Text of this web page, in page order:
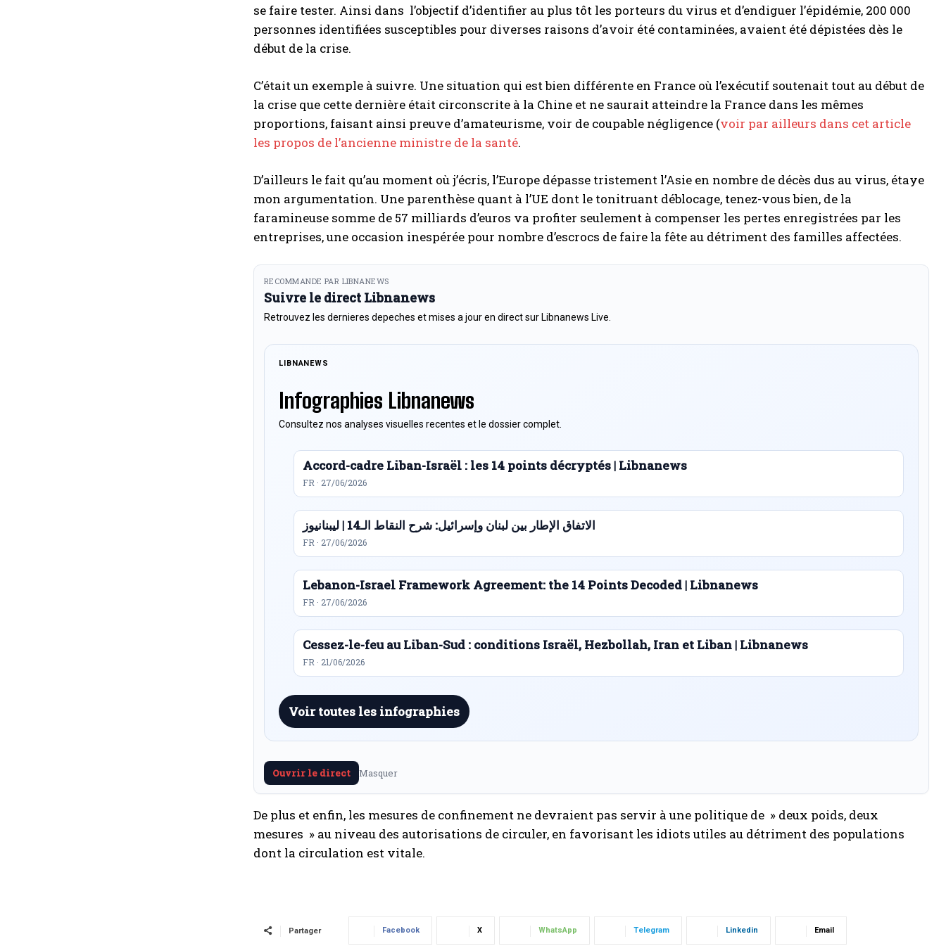
se faire tester. Ainsi dans l’objectif d’identifier au plus tôt les porteurs du virus et d’endiguer l’épidémie, 200 000
personnes identifiées susceptibles pour diverses raisons d’avoir été contaminées, avaient été dépistées dès le
début de la crise.
C’était un exemple à suivre. Une situation qui est bien différente en France où l’exécutif soutenait tout au début de
la crise que cette dernière était circonscrite à la Chine et ne saurait atteindre la France dans les mêmes
proportions, faisant ainsi preuve d’amateurisme, voir de coupable négligence (voir par ailleurs dans cet article
les propos de l’ancienne ministre de la santé.
D’ailleurs le fait qu’au moment où j’écris, l’Europe dépasse tristement l’Asie en nombre de décès dus au virus, étaye
mon argumentation. Une parenthèse quant à l’UE dont le tonitruant déblocage, tenez-vous bien, de la
faramineuse somme de 57 milliards d’euros va profiter seulement à compenser les pertes enregistrées par les
entreprises, une occasion inespérée pour nombre d’escrocs de faire la fête au détriment des familles affectées.
RECOMMANDE PAR LIBNANEWS
Suivre le direct Libnanews
Retrouvez les dernieres depeches et mises a jour en direct sur Libnanews Live.
LIBNANEWS
Infographies Libnanews
Consultez nos analyses visuelles recentes et le dossier complet.
Accord-cadre Liban-Israël : les 14 points décryptés | Libnanews
FR · 27/06/2026
الاتفاق الإطار بين لبنان وإسرائيل: شرح النقاط الـ14 | ليبنانيوز
FR · 27/06/2026
Lebanon-Israel Framework Agreement: the 14 Points Decoded | Libnanews
FR · 27/06/2026
Cessez-le-feu au Liban-Sud : conditions Israël, Hezbollah, Iran et Liban | Libnanews
FR · 21/06/2026
Voir toutes les infographies
Ouvrir le direct Masquer
De plus et enfin, les mesures de confinement ne devraient pas servir à une politique de » deux poids, deux
mesures » au niveau des autorisations de circuler, en favorisant les idiots utiles au détriment des populations
dont la circulation est vitale.
Partager Facebook X WhatsApp Telegram Linkedin Email